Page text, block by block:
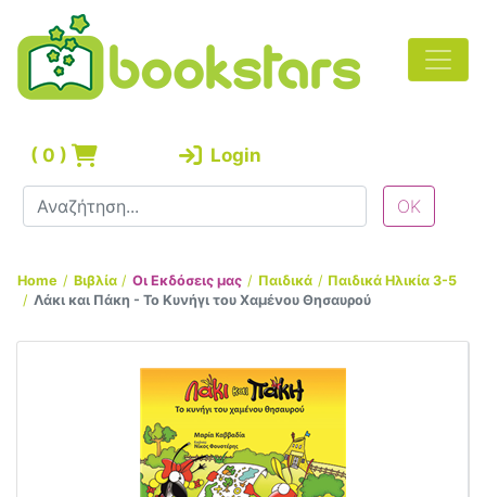
( 0 ) Login
Home Βιβλία Οι Εκδόσεις μας Παιδικά
Παιδικά Ηλικία 3-5
Λάκι και Πάκη - Το Κυνήγι του Χαμένου Θησαυρού